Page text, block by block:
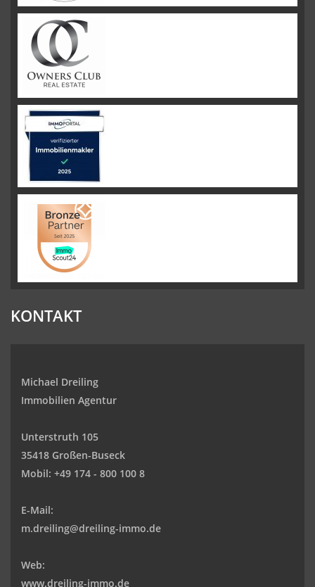
KONTAKT
Michael Dreiling
Immobilien Agentur
Unterstruth 105
35418 Großen-Buseck
Mobil: +49 174 - 800 100 8
E-Mail:
m.dreiling@dreiling-immo.de
Web:
www.dreiling-immo.de